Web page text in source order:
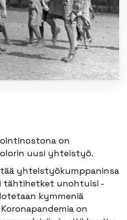
on
uusi yhteistyö.
yhteistyökumppaninsa
tähtihetket unohtuisi -
kymmeniä
on